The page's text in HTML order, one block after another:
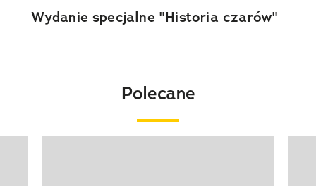
Wydanie specjalne "Historia czarów"
Polecane